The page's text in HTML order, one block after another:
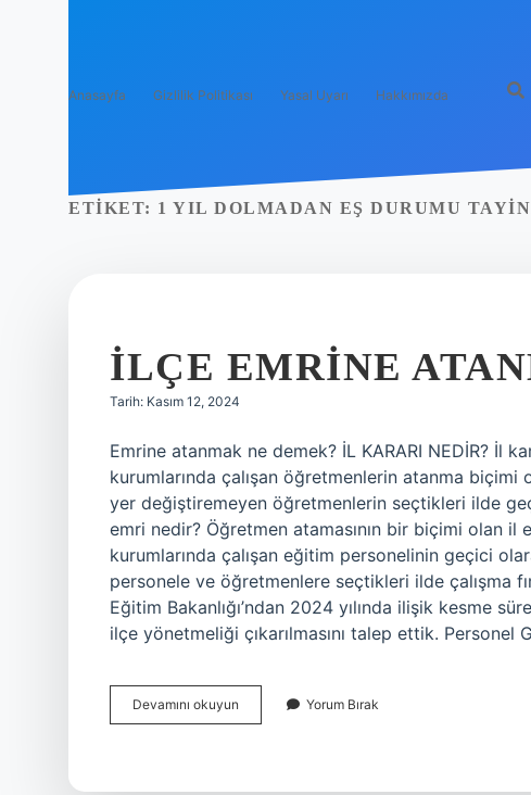
Anasayfa Gizlilik Politikası Yasal Uyarı Hakkımızda
ETIKET: 1 YIL DOLMADAN EŞ DURUMU
İLÇE EMRINE
Tarih: Kasım 12, 2024
Emrine atanmak ne demek? İL KARARI NEDİR? İl
kurumlarında çalışan öğretmenlerin atanma
yer değiştiremeyen öğretmenlerin seçtikleri ilde
emri nedir? Öğretmen atamasının bir biçimi olan il
kurumlarında çalışan eğitim personelinin geçici
personele ve öğretmenlere seçtikleri ilde çalışma
Eğitim Bakanlığı’ndan 2024 yılında ilişik kesme
ilçe yönetmeliği çıkarılmasını talep ettik. Personel
Devamını okuyun
Emrine
Yorum Bırak